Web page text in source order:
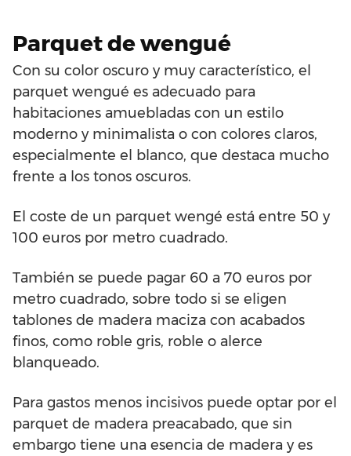
Parquet de wengué
Con su color oscuro y muy característico, el
parquet wengué es adecuado para
habitaciones amuebladas con un estilo
moderno y minimalista o con colores claros,
especialmente el blanco, que destaca mucho
frente a los tonos oscuros.
El coste de un parquet wengé está entre 50 y
100 euros por metro cuadrado.
También se puede pagar 60 a 70 euros por
metro cuadrado, sobre todo si se eligen
tablones de madera maciza con acabados
finos, como roble gris, roble o alerce
blanqueado.
Para gastos menos incisivos puede optar por el
parquet de madera preacabado, que sin
embargo tiene una esencia de madera y es